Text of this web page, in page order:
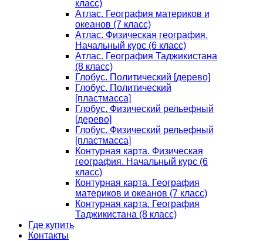
класс)
Атлас. География материков и
океанов (7 класс)
Атлас. Физическая география.
Начальный курс (6 класс)
Атлас. География Таджикистана
(8 класс)
Глобус. Политический [дерево]
Глобус. Политический
[пластмасса]
Глобус. Физический рельефный
[дерево]
Глобус. Физический рельефный
[пластмасса]
Контурная карта. Физическая
география. Начальный курс (6
класс)
Контурная карта. География
материков и океанов (7 класс)
Контурная карта. География
Таджикистана (8 класс)
Где купить
Контакты